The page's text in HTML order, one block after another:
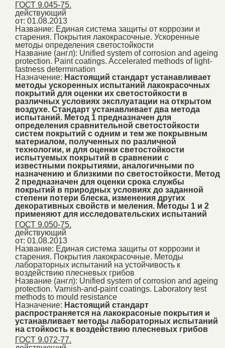
ГОСТ 9.045-75.
действующий
от: 01.08.2013
Название: Единая система защиты от коррозии и
старения. Покрытия лакокрасочные. Ускоренные
методы определения светостойкости
Название (англ): Unified system of corrosion and ageing
protection. Paint coatings. Accelerated methods of light-
fastness determination
Назначение: Настоящий стандарт устанавливает
методы ускоренных испытаний лакокрасочных
покрытий для оценки их светостойкости в
различных условиях эксплуатации на открытом
воздухе. Стандарт устанавливает два метода
испытаний. Метод 1 предназначен для
определения сравнительной светостойкости
систем покрытий с одним и тем же покрывным
материалом, полученных по различной
технологии, и для оценки светостойкости
испытуемых покрытий в сравнении с
известными покрытиями, аналогичными по
назначению и близкими по светостойкости. Метод
2 предназначен для оценки срока службы
покрытий в природных условиях до заданной
степени потери блеска, изменения других
декоративных свойств и меления. Методы 1 и 2
применяют для исследовательских испытаний
ГОСТ 9.050-75.
действующий
от: 01.08.2013
Название: Единая система защиты от коррозии и
старения. Покрытия лакокрасочные. Методы
лабораторных испытаний на устойчивость к
воздействию плесневых грибов
Название (англ): Unified system of corrosion and ageing
protection. Varnish-and-paint coatings. Laboratory test
methods to mould resistance
Назначение: Настоящий стандарт
распространяется на лакокрасоные покрытия и
устанавливает методы лабораторных испытаний
на стойкость к воздействию плесневых грибов
ГОСТ 9.072-77.